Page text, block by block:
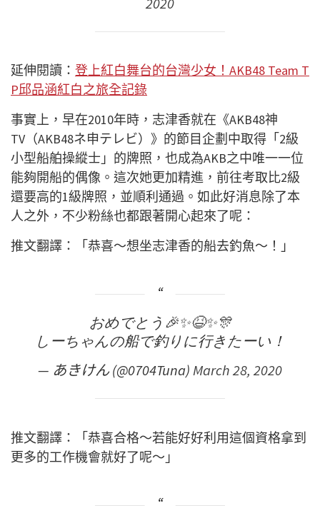
延伸閱讀： 登上紅白舞台的台灣少女！AKB48 Team T
P邱品涵紅白之旅全記錄
事實上，早在2010年時，志津香就在《AKB48神
TV（AKB48ネ申テレビ）》的節目企劃中取得「2級
小型船舶操縱士」的牌照，也成為AKB之中唯一一位
能夠開船的偶像。這次她更加精進，前往考取比2級
還要高的1級牌照，並順利通過。如此好消息除了本
人之外，不少粉絲也都跟著開心起來了呢：
推文翻譯：「恭喜～想坐志津香的船去釣魚～！」
おめでとう🎉✨😆✨🎊
しーちゃんの船で釣りに行きたーい！
— あきけん (@0704Tuna)March 28, 2020
推文翻譯：「恭喜合格～若能好好利用這個資格拿到
更多的工作機會就好了呢～」